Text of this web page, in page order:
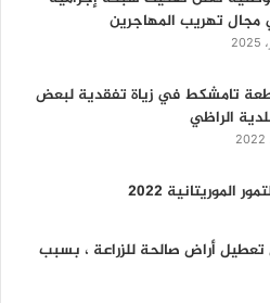
تهريب المهاجرين
تامشكط في زياة تفقدية لبعض
الراظي
الموريتانية 2022
أراض صالحة للزراعة ، بسبب